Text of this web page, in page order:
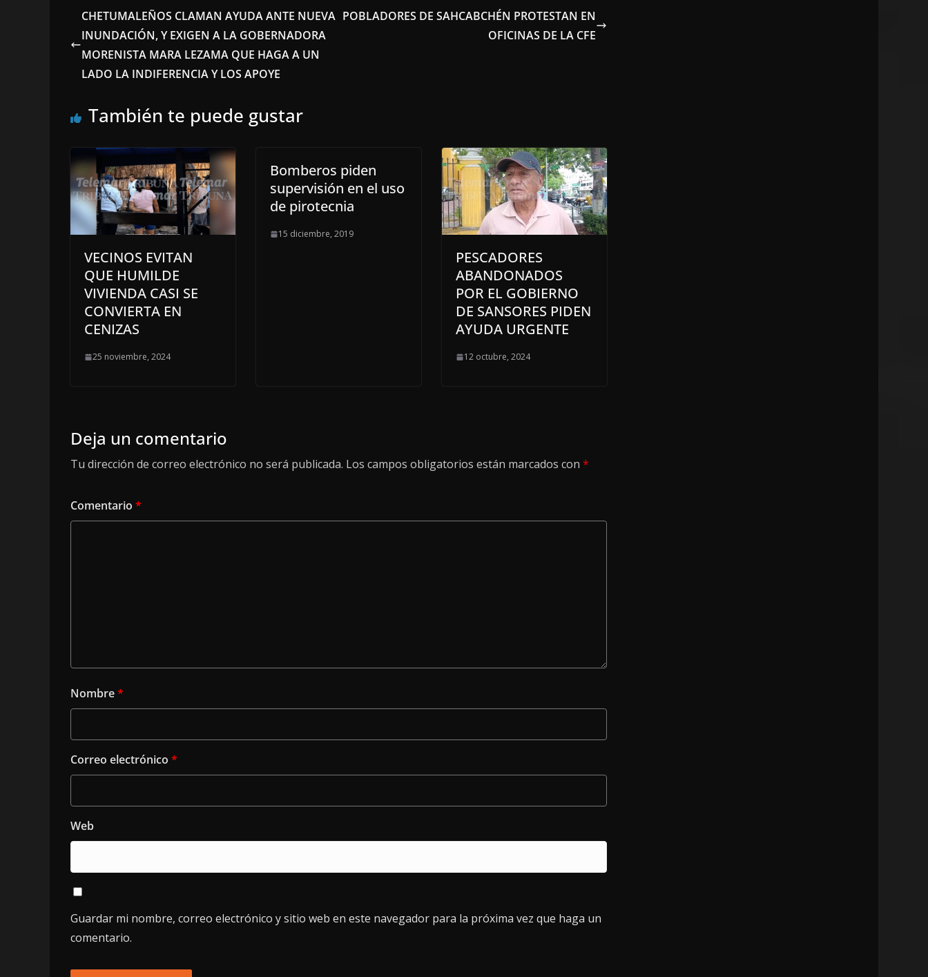
CHETUMALEÑOS CLAMAN AYUDA ANTE NUEVA
INUNDACIÓN, Y EXIGEN A LA GOBERNADORA
MORENISTA MARA LEZAMA QUE HAGA A UN
LADO LA INDIFERENCIA Y LOS APOYE
POBLADORES DE SAHCABCHÉN PROTESTAN EN
OFICINAS DE LA CFE
También te puede gustar
VECINOS EVITAN
QUE HUMILDE
VIVIENDA CASI SE
CONVIERTA EN
CENIZAS
25 noviembre, 2024
Bomberos piden
supervisión en el uso
de pirotecnia
15 diciembre, 2019
PESCADORES
ABANDONADOS
POR EL GOBIERNO
DE SANSORES PIDEN
AYUDA URGENTE
12 octubre, 2024
Deja un comentario
Tu dirección de correo electrónico no será publicada. Los campos obligatorios están marcados con *
Comentario *
Nombre*
Correo electrónico *
Web
Guardar mi nombre, correo electrónico y sitio web en este navegador para la próxima vez que haga un
comentario.